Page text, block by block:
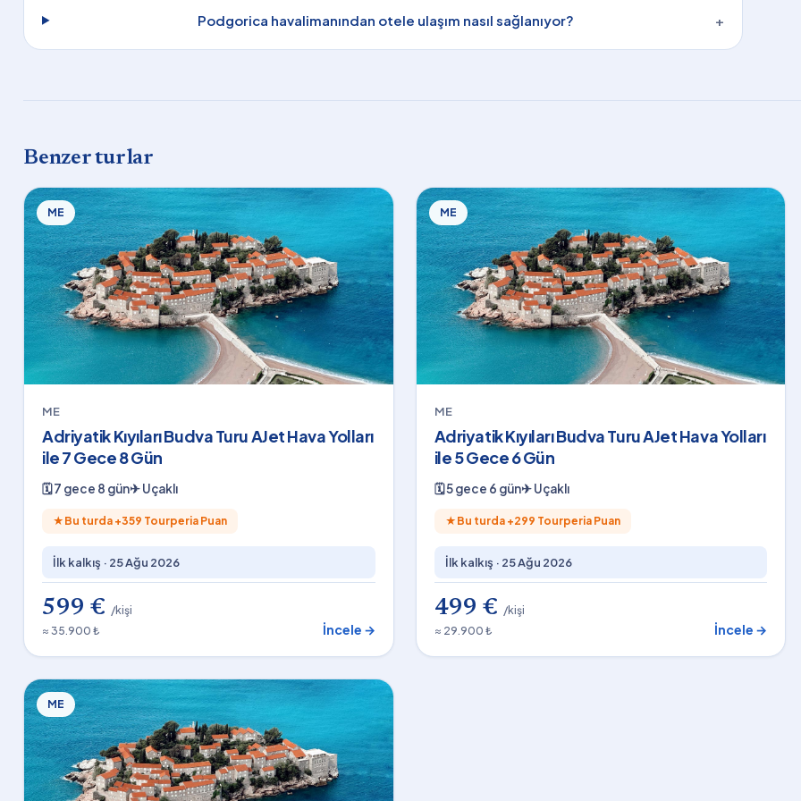
Podgorica havalimanından otele ulaşım nasıl sağlanıyor? +
Benzer turlar
ME
ME
Adriyatik Kıyıları Budva Turu AJet Hava Yolları
ile 7 Gece 8 Gün
🗓7 gece 8 gün✈Uçaklı
★ Bu turda +359 Tourperia Puan
İlk kalkış · 25 Ağu 2026
599 € /kişi
≈ 35.900 ₺
İncele →
ME
ME
Adriyatik Kıyıları Budva Turu AJet Hava Yolları
ile 5 Gece 6 Gün
🗓5 gece 6 gün✈Uçaklı
★ Bu turda +299 Tourperia Puan
İlk kalkış · 25 Ağu 2026
499 € /kişi
≈ 29.900 ₺
İncele →
ME